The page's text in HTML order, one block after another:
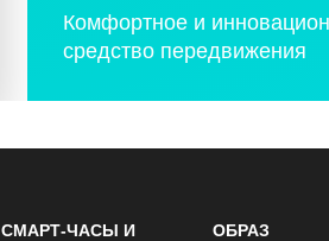
Комфортное и
средство передвижения
СМАРТ-ЧАСЫ И
ОБРАЗ